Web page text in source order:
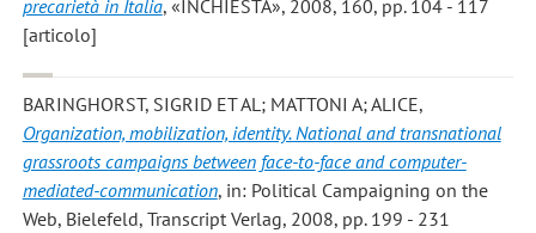
precarietà in Italia, «INCHIESTA», 2008, 160, pp. 104 - 117
[articolo]
BARINGHORST, SIGRID ET AL; MATTONI A; ALICE,
Organization, mobilization, identity. National and transnational
grassroots campaigns between face-to-face and computer-
mediated-communication, in: Political Campaigning on the
Web, Bielefeld, Transcript Verlag, 2008, pp. 199 - 231